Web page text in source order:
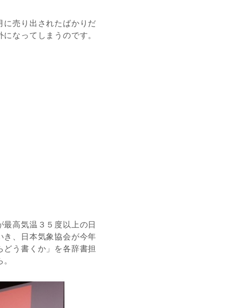
売り出されたばかりだ
なってしまうのです。
最高気温３５度以上の日
き、日本気象協会が今年
どう書くか」を各辞書担